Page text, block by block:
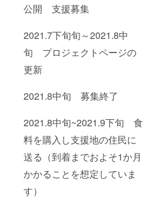
公開 支援募集
2021.7下旬旬～2021.8中
旬 プロジェクトページの
更新
2021.8中旬 募集終了
2021.8中旬~2021.9下旬 食
料を購入し支援地の住民に
送る（到着までおよそ1か月
かかることを想定していま
す）